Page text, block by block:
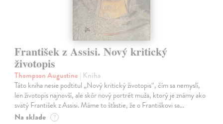
František z Assisi. Nový kritický
životopis
Thompson Augustine | Kniha
Táto kniha nesie podtitul „Nový kritický životopis“, čím sa nemyslí,
len životopis najnovší, ale skôr nový portrét muža, ktorý je známy ako
svätý František z Assisi. Máme to šťastie, že o Františkovi sa…
Na sklade ?